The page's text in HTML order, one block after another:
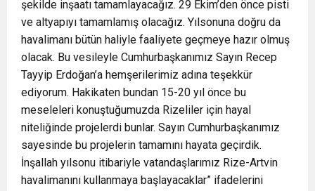
şekilde inşaatı tamamlayacağız. 29 Ekim’den önce pisti
ve altyapıyı tamamlamış olacağız. Yılsonuna doğru da
havalimanı bütün haliyle faaliyete geçmeye hazır olmuş
olacak. Bu vesileyle Cumhurbaşkanımız Sayın Recep
Tayyip Erdoğan’a hemşerilerimiz adına teşekkür
ediyorum. Hakikaten bundan 15-20 yıl önce bu
meseleleri konuştuğumuzda Rizeliler için hayal
niteliğinde projelerdi bunlar. Sayın Cumhurbaşkanımız
sayesinde bu projelerin tamamını hayata geçirdik.
İnşallah yılsonu itibariyle vatandaşlarımız Rize-Artvin
havalimanını kullanmaya başlayacaklar” ifadelerini